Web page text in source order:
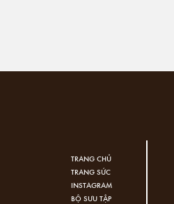
TRANG CHỦ
TRANG SỨC
INSTAGRAM
BỘ SƯU TẬP